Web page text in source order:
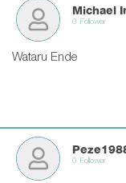
Michael
0 Follower
Wataru Ende
0 Follower